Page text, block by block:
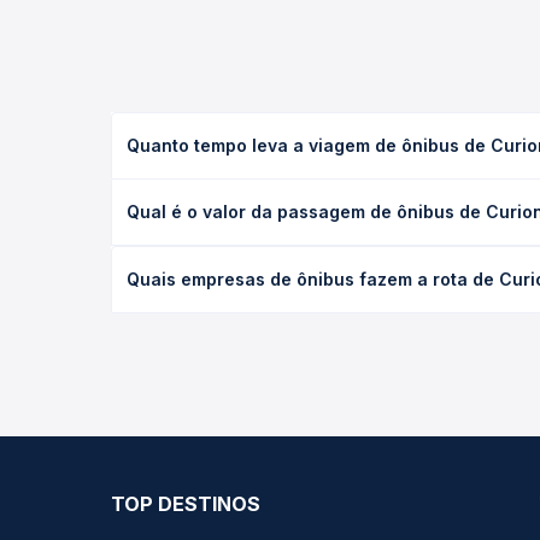
Quanto tempo leva a viagem de ônibus de
as condições de tráfego. Na Quero Passagem
Qual é o valor da passagem de ônibus de
a antecedência da compra. Na Quero Passagem
Quais empresas de ônibus fazem a rota de
TOP DESTINOS